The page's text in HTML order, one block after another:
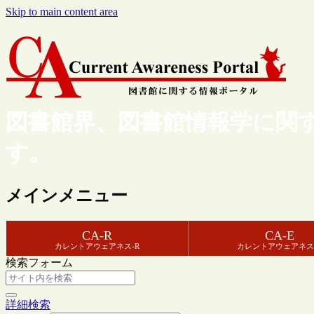
Skip to main content area
図書館界、図書館情報学に
す。
メインメニュー
CA-R
カレントアウェアネス-R
CA-E
カレントアウェアネ
検索フォーム
詳細検索